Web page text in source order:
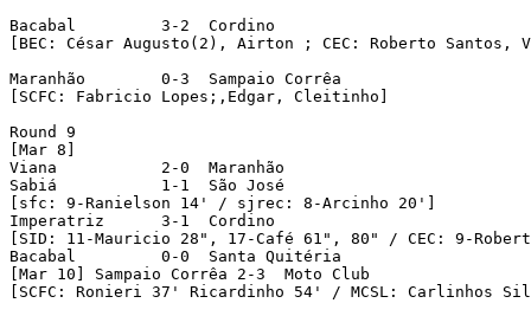
Bacabal		3-2  Cordino
[BEC: César Augusto(2), Airton ; CEC: Roberto Santos,
Maranhão	0-3  Sampaio Corrêa
[SCFC: Fabricio Lopes;,Edgar, Cleitinho]
Round 9
[Mar 8]
Viana		2-0  Maranhão
Sabiá		1-1  São José
[sfc: 9-Ranielson 14' / sjrec: 8-Arcinho 20']
Imperatriz	3-1  Cordino
[SID: 11-Mauricio 28", 17-Café 61", 80" / CEC: 9-
Bacabal		0-0  Santa Quitéria
[Mar 10] Sampaio Corrêa	2-3  Moto Club
[SCFC: Ronieri 37' Ricardinho 54' / MCSL: Carlinhos